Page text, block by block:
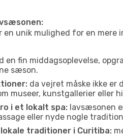
unik mulighed for en mere
en fin middagsoplevelse,
sæson.
da vejret måske ikke er
museer, kunstgallerier eller
i et lokalt spa: lavsæsonen
eller nyde nogle
lokale traditioner i Curitiba: